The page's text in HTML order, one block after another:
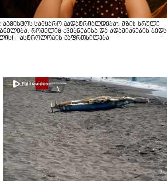
აგვისტოს სამყარო გადატრიალდება": მზის სრული
რომელიც ქვეყნებისა და ადამიანების ბედს
- ასტროლოგის გაფრთხილება